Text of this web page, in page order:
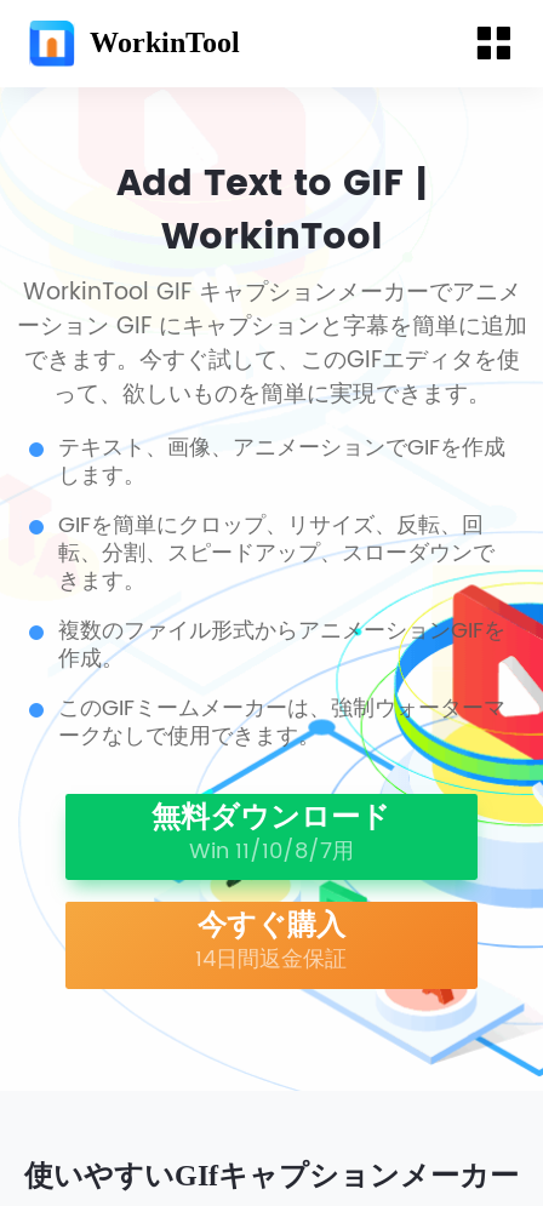
WorkinTool
Add Text to GIF |
WorkinTool
WorkinTool GIF キャプションメーカーでアニメ
ーション GIF にキャプションと字幕を簡単に追加
できます。今すぐ試して、このGIFエディタを使
って、欲しいものを簡単に実現できます。
テキスト、画像、アニメーションでGIFを作成
します。
GIFを簡単にクロップ、リサイズ、反転、回
転、分割、スピードアップ、スローダウンで
きます。
複数のファイル形式からアニメーションGIFを
作成。
このGIFミームメーカーは、強制ウォーターマ
ークなしで使用できます。
無料ダウンロード
Win 11/10/8/7用
今すぐ購入
14日間返金保証
使いやすいGIfキャプションメーカー